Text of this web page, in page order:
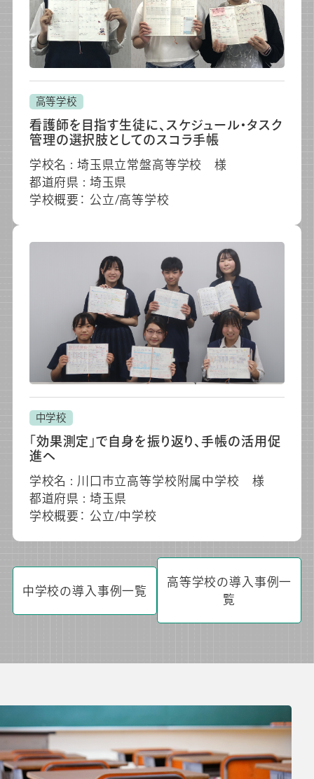
高等学校
看護師を目指す生徒に、スケジュール・タスク
管理の選択肢としてのスコラ手帳
学校名 : 埼玉県立常盤高等学校 様
都道府県 : 埼玉県
学校概要： 公立/高等学校
中学校
「効果測定」で自身を振り返り、手帳の活用促
進へ
学校名 : 川口市立高等学校附属中学校 様
都道府県 : 埼玉県
学校概要： 公立/中学校
中学校の導入事例一覧
高等学校の導入事例一
覧